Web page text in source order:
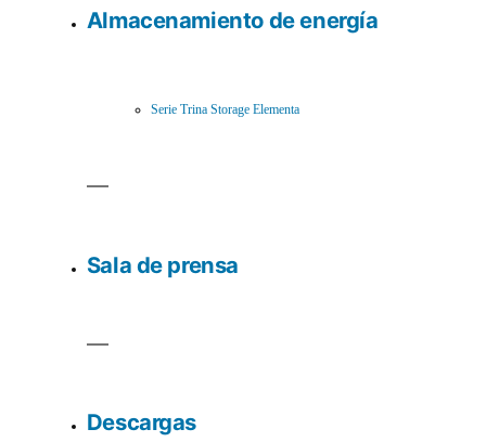
Almacenamiento de energía
Serie Trina Storage Elementa
Sala de prensa
Descargas